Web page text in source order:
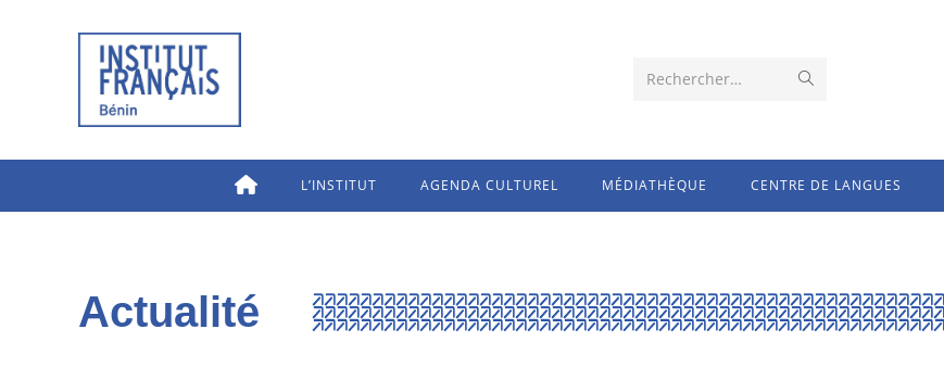
Rechercher…
L’INSTITUT AGENDA CULTUREL MÉDIATHÈQUE CENTRE DE LANGUES
Actualité